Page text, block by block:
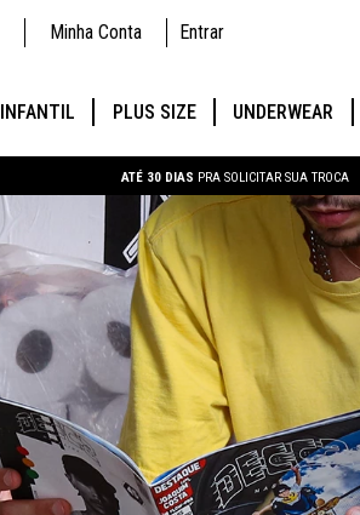
Minha Conta Entrar
INFANTIL PLUS SIZE UNDERWEAR
ATÉ 30 DIAS PRA SOLICITAR SUA TROCA